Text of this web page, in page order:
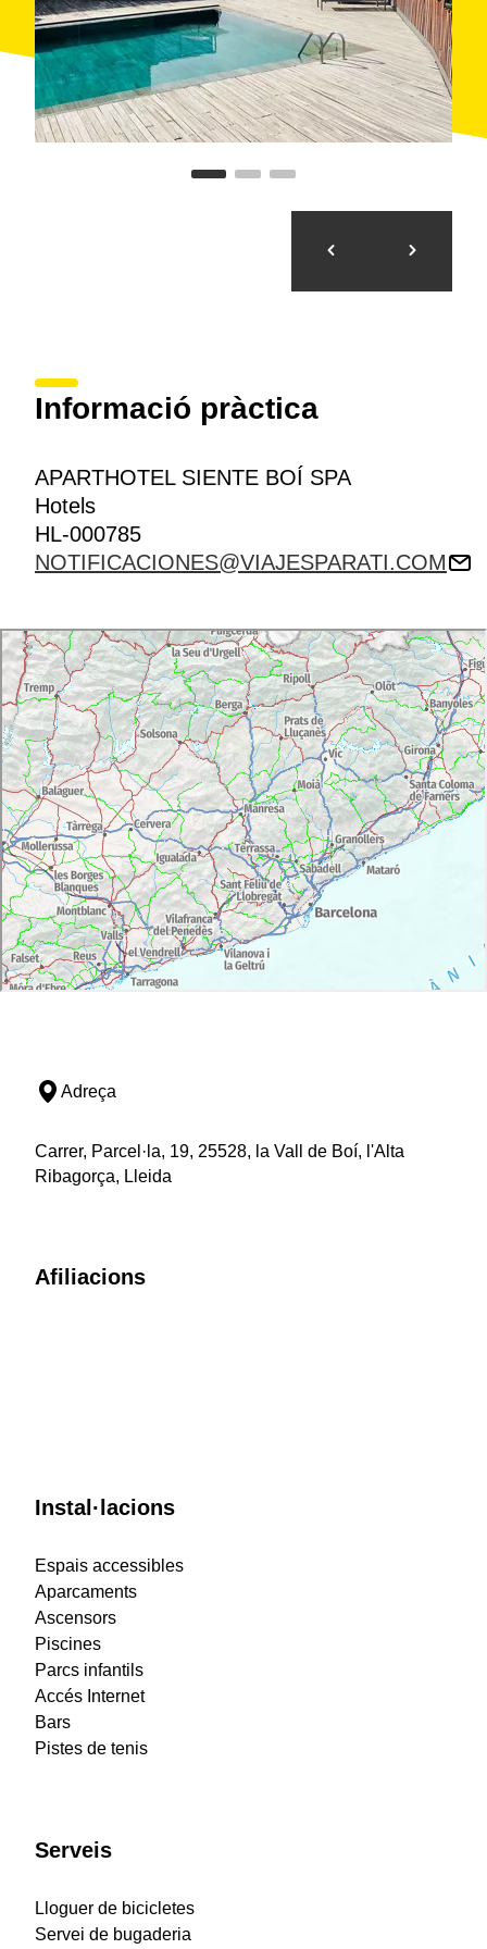
Informació pràctica
APARTHOTEL SIENTE BOÍ SPA
Hotels
HL-000785
NOTIFICACIONES@VIAJESPARATI.COM
Adreça
Carrer, Parcel·la, 19, 25528, la Vall de Boí, l'Alta
Ribagorça, Lleida
Afiliacions
Instal·lacions
Espais accessibles
Aparcaments
Ascensors
Piscines
Parcs infantils
Accés Internet
Bars
Pistes de tenis
Serveis
Lloguer de bicicletes
Servei de bugaderia